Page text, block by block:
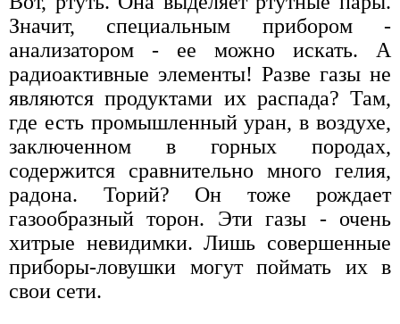
Значит, специальным прибором -
анализатором - ее можно искать. А
радиоактивные элементы! Разве газы не
являются продуктами их распада? Там,
где есть промышленный уран, в воздухе,
заключенном в горных породах,
содержится сравнительно много гелия,
радона. Торий? Он тоже рождает
газообразный торон. Эти газы - очень
хитрые невидимки. Лишь совершенные
приборы-ловушки могут поймать их в
свои сети.